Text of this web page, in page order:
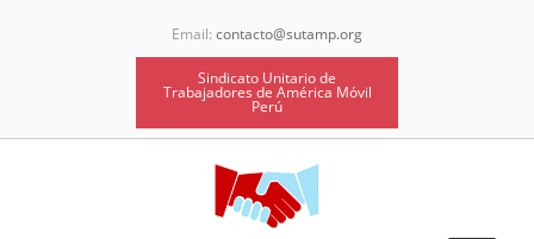
Email: contacto@sutamp.org
Sindicato Unitario de
Trabajadores de América Móvil
Perú